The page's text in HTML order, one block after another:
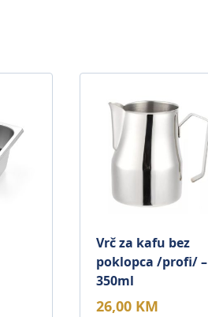
Vrč za kafu bez
poklopca /profi/ –
350ml
26,00 KM